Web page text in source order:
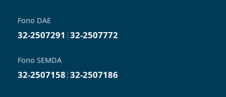
Fono DAE
32-2507291 |32-2507772
Fono SEMDA
32-2507158 |32-2507186